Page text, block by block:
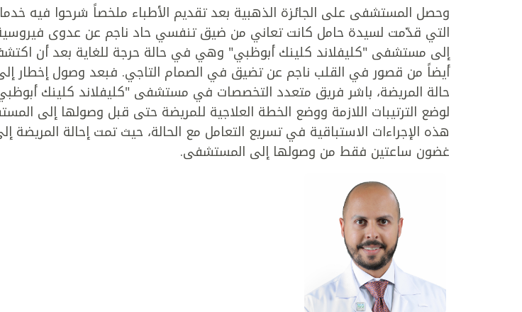
وحصل المستشفى على الجائزة الذهبية بعد تقديم الأطباء ملخصاً شرحوا فيه خدمات
التي قدّمت لسيدة حامل كانت تعاني من ضيق تنفسي حاد ناجم عن عدوى
إلى مستشفى "كليفلاند كلينك أبوظبي" وهي في حالة حرجة للغاية بعد أن اكتشف
أيضاً من قصور في القلب ناجم عن تضيق في الصمام التاجي. فبعد وصول إخطار
حالة المريضة، باشر فريق متعدد التخصصات في مستشفى "كليفلاند كلينك
لوضع الترتيبات اللازمة ووضع الخطة العلاجية للمريضة حتى قبل وصولها إلى
هذه الإجراءات الاستباقية في تسريع التعامل مع الحالة، حيث تمت إحالة المريضة
غضون ساعتين فقط من وصولها إلى المستشفى.